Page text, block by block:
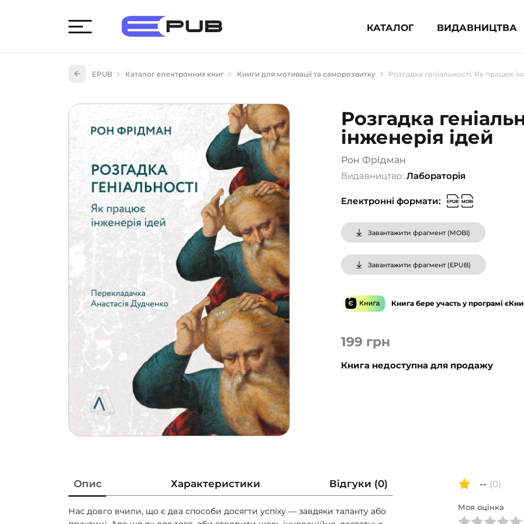
КАТАЛОГ ВИДАВНИЦТВА
Художня література (1854)
Книги для підлітків (240)
Науково-популярна література (1015)
Навчальна література та посібники
(527)
Енциклопедії, довідники, словники
(55)
Подарункові сертифікати (1)
EPUB Каталог електронних книг Книги для мотивації та саморозвитку Розгадка геніальності. Як працює
Розгадка
інженерія ідей
Рон Фрідман
Видавництво:Лабораторія
Електронні формати:
199 грн
Книга недоступна для продажу
Завантажити фрагмент (MOBI)
Завантажити фрагмент (EPUB)
Книга бере участь у програмі
Опис Характеристики Відгуки (0)
Нас довго вчили, що є два способи досягти успіху — завдяки таланту або
-- (0)
Моя оцінка